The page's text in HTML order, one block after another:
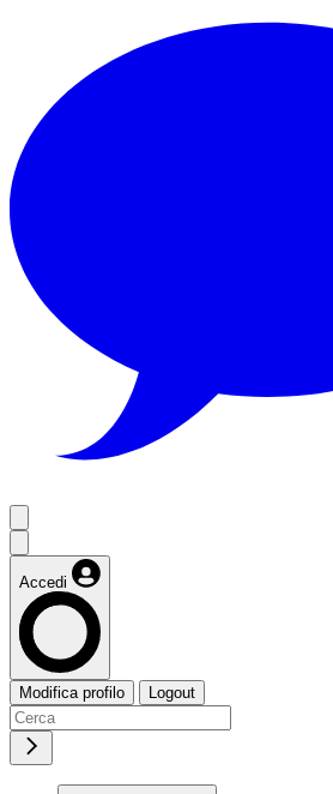
Accedi
Modifica profilo Logout